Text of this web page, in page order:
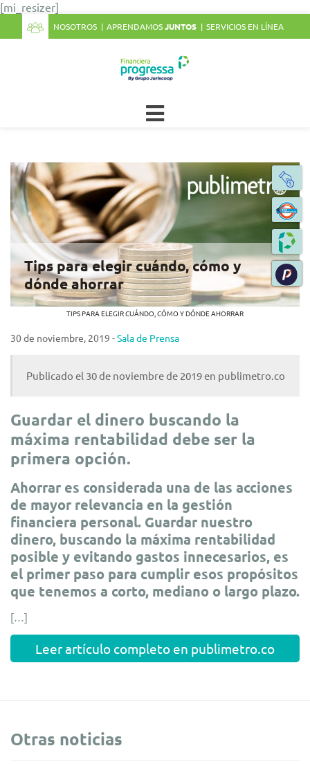
[mi_resizer]
NOSOTROS APRENDAMOSJUNTOS SERVICIOS EN LÍNEA
Tips para elegir cuándo, cómo y
dónde ahorrar
TIPS PARA ELEGIR CUÁNDO, CÓMO Y DÓNDE AHORRAR
30 de noviembre, 2019 -Sala de Prensa
Publicado el 30 de noviembre de 2019 en publimetro.co
Guardar el dinero buscando la
máxima rentabilidad debe ser la
primera opción.
Ahorrar es considerada una de las acciones
de mayor relevancia en la gestión
financiera personal. Guardar nuestro
dinero, buscando la máxima rentabilidad
posible y evitando gastos innecesarios, es
el primer paso para cumplir esos propósitos
que tenemos a corto, mediano o largo plazo.
[…]
Leer artículo completo en publimetro.co
Otras noticias